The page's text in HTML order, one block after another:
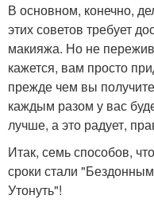
В основном, конечно,
этих советов требует
макияжа. Но не
кажется, вам просто
прежде чем вы
каждым разом у вас
лучше, а это радует,
Итак, семь способов,
сроки стали
Утонуть"!